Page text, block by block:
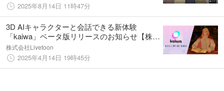
2025年8月14日 11時47分
3D AIキャラクターと会話できる新体験
「kaiwa」ベータ版リリースのお知らせ【株式
会社Livetoon】
株式会社Livetoon
2025年4月14日 19時45分